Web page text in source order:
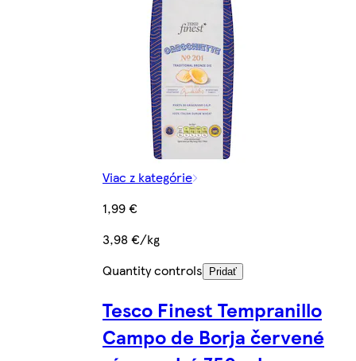
Viac z kategórie
1,99 €
3,98 €/kg
Quantity controls
Pridať
Tesco Finest Tempranillo
Campo de Borja červené